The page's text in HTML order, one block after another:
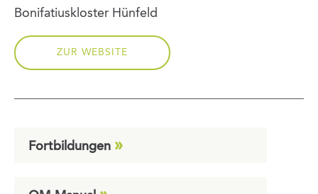
Bonifatiuskloster Hünfeld
ZUR WEBSITE
Fortbildungen